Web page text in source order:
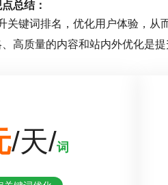
总结：
键词排名，优化用户体验，从
高质量的内容和站内外优化是提
/天/词